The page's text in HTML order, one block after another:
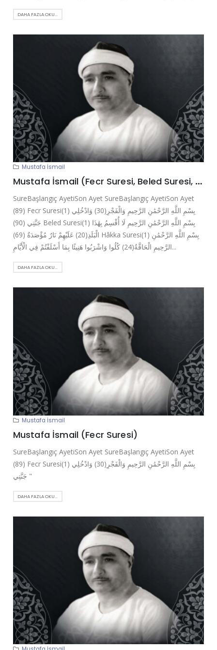
DAHA FAZLA OKU...
Mustafa İsmail
Mustafa İsmail (Fecr Suresi, Beled Suresi, Hâkka Suresi, Tahrim Suresi)
SureBaşlangıç AyetiSon Ayet SureBaşlangıç AyetiSon Ayet
(89) Fecr Suresi(1) بِسْمِ اللَّهِ الرَّحْمَٰنِ الرَّحِيمِ وَالْفَجْرِ(30) وَادْخُلِي
جَنَّتِي (90) Beled Suresi(1) بِسْمِ اللَّهِ الرَّحْمَٰنِ الرَّحِيمِ لَا أُقْسِمُ بِهَٰذَا
الْبَلَدِ(20) عَلَيْهِمْ نَارٌ مُؤْصَدَةٌ (69) Hâkka Suresi(1) بِسْمِ اللَّهِ الرَّحْمَٰنِ
الرَّحِيمِ الْحَاقَّةُ(24) كُلُوا وَاشْرَبُوا هَنِيئًا بِمَا أَسْلَفْتُمْ فِي الْأَيَّامِ...
DAHA FAZLA OKU...
Mustafa İsmail
Mustafa İsmail (Fecr Suresi)
SureBaşlangıç AyetiSon Ayet SureBaşlangıç AyetiSon Ayet
(89) Fecr Suresi(1) بِسْمِ اللَّهِ الرَّحْمَٰنِ الرَّحِيمِ وَالْفَجْرِ(30) وَادْخُلِي
جَنَّتِي "
DAHA FAZLA OKU...